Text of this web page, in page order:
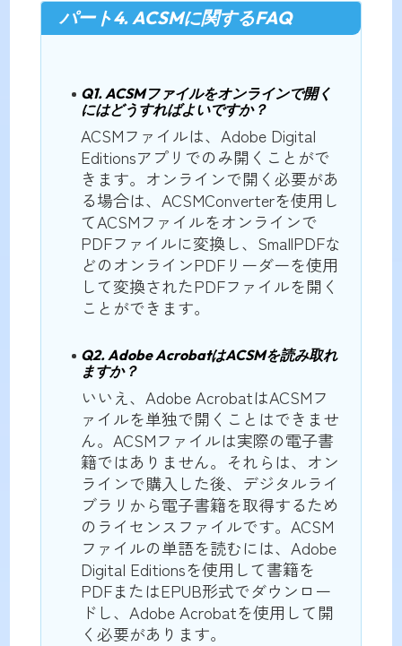
パート4. ACSMに関するFAQ
Q1. ACSMファイルをオンラインで開く
にはどうすればよいですか？
ACSMファイルは、Adobe Digital
Editionsアプリでのみ開くことがで
きます。オンラインで開く必要があ
る場合は、ACSMConverterを使用し
てACSMファイルをオンラインで
PDFファイルに変換し、SmallPDFな
どのオンラインPDFリーダーを使用
して変換されたPDFファイルを開く
ことができます。
Q2. Adobe AcrobatはACSMを読み取れ
ますか？
いいえ、Adobe AcrobatはACSMフ
ァイルを単独で開くことはできませ
ん。ACSMファイルは実際の電子書
籍ではありません。それらは、オン
ラインで購入した後、デジタルライ
ブラリから電子書籍を取得するため
のライセンスファイルです。ACSM
ファイルの単語を読むには、Adobe
Digital Editionsを使用して書籍を
PDFまたはEPUB形式でダウンロー
ドし、Adobe Acrobatを使用して開
く必要があります。